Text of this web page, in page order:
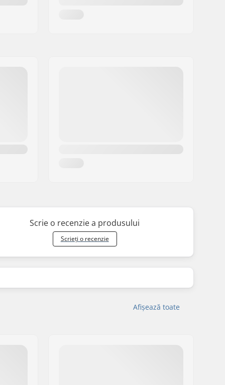
Scrie o recenzie a produsului
Scrieți o recenzie
Afișează toate